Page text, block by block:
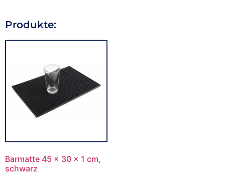
Produkte:
Barmatte 45 x 30 x 1 cm,
schwarz